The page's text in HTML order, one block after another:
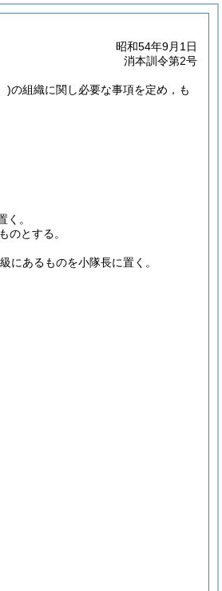
昭和54年9月1日
消本訓令第2号
)の組織に関し必要な事項を定め，も
。
のとする。
にあるものを小隊長に置く。